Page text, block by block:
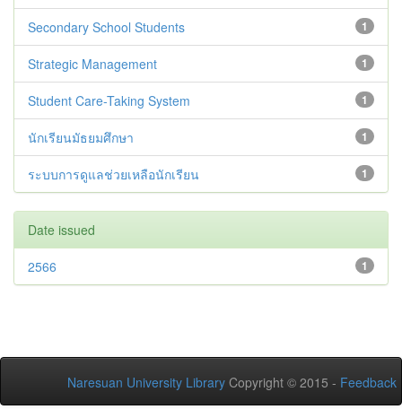
1
Secondary School Students
1
Strategic Management
1
Student Care-Taking System
1
นักเรียนมัธยมศึกษา
1
ระบบการดูแลช่วยเหลือนักเรียน
Date issued
1
2566
Naresuan University Library Copyright © 2015 - Feedback